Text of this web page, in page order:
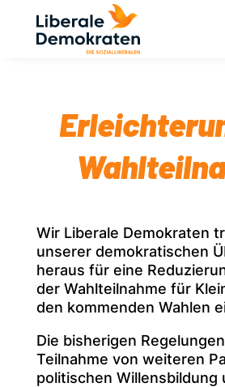
Wir Liberale Demokraten
unserer demokratischen
heraus für eine
der Wahlteilnahme für
den kommenden Wahlen
Die bisherigen
Teilnahme von weiteren
politischen Willensbildung